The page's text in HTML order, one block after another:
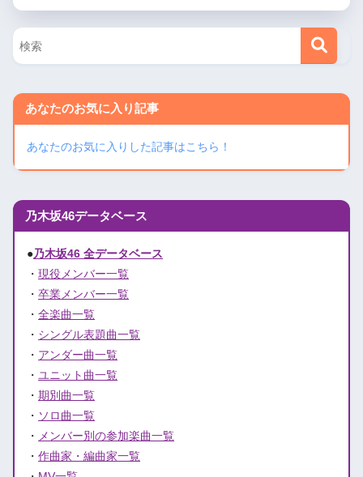
あなたのお気に入り記事
あなたのお気に入りした記事はこちら！
乃木坂46データベース
●乃木坂46 全データベース
・現役メンバー一覧
・卒業メンバー一覧
・全楽曲一覧
・ シングル表題曲一覧
・ アンダー曲一覧
・ユニット曲一覧
・期別曲一覧
・ ソロ曲一覧
・ メンバー別の参加楽曲一覧
・作曲家・編曲家一覧